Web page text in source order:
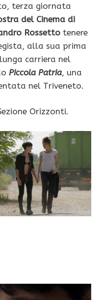
terza giornata
del Cinema di
Rossetto tenere
alla sua prima
carriera nel
Piccola Patria, una
nel Triveneto.
Orizzonti.